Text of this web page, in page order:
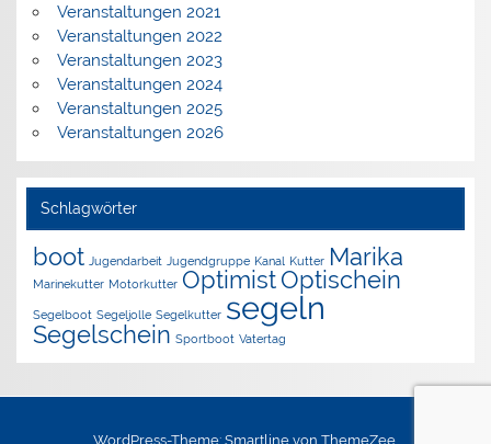
Veranstaltungen 2021
Veranstaltungen 2022
Veranstaltungen 2023
Veranstaltungen 2024
Veranstaltungen 2025
Veranstaltungen 2026
Schlagwörter
boot Jugendarbeit Jugendgruppe Kanal Kutter Marika
Marinekutter Motorkutter OptimistOptischein
Segelboot Segeljolle Segelkutter segeln
Segelschein Sportboot Vatertag
WordPress-Theme: Smartline von ThemeZee.